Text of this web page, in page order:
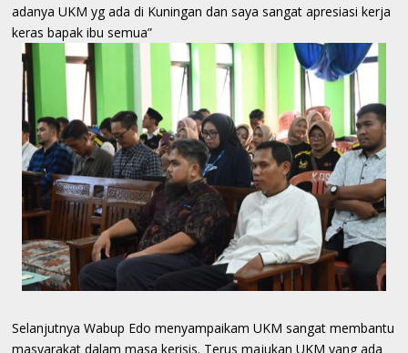
adanya UKM yg ada di Kuningan dan saya sangat apresiasi kerja
keras bapak ibu semua”
Selanjutnya Wabup Edo menyampaikam UKM sangat membantu
masyarakat dalam masa kerisis. Terus majukan UKM yang ada